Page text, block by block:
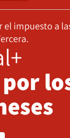
impuesto a